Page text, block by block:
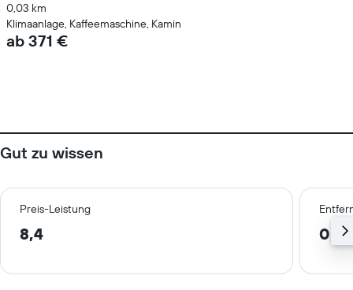
0,03 km
Klimaanlage, Kaffeemaschine, Kamin
ab 371 €
Gut zu wissen
Preis-Leistung
8,4 0,5